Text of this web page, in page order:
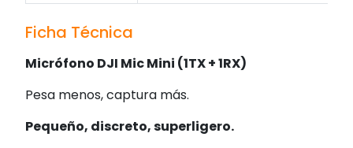
Ficha Técnica
Micrófono DJI Mic Mini (1TX + 1RX)
Pesa menos, captura más.
Pequeño, discreto, superligero.